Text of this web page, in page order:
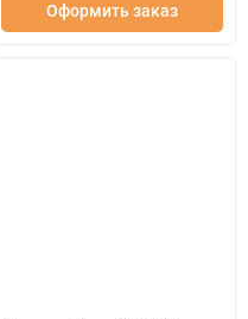
Оформить заказ